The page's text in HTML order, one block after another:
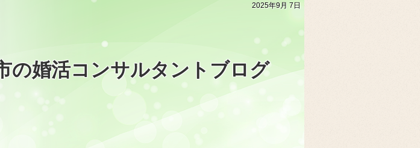
2025年9月 7日
の婚活コンサルタントブログ